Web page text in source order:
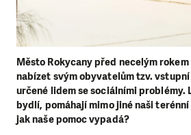
Město Rokycany před necelým
nabízet svým obyvatelům tzv.
určené lidem se sociálními
bydlí, pomáhají mimo jiné naši
jak naše pomoc vypadá?